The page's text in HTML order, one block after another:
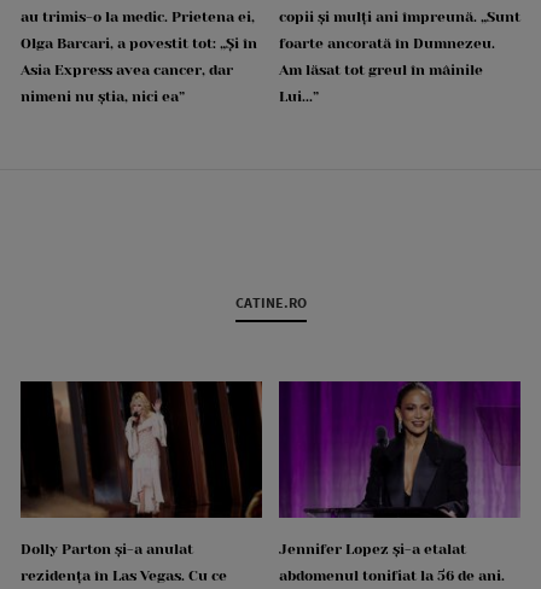
au trimis-o la medic. Prietena ei,
Olga Barcari, a povestit tot: „Și în
Asia Express avea cancer, dar
nimeni nu știa, nici ea”
copii și mulți ani împreună. „Sunt
foarte ancorată în Dumnezeu.
Am lăsat tot greul în mâinile
Lui...”
CATINE.RO
Dolly Parton și-a anulat
rezidența în Las Vegas. Cu ce
Jennifer Lopez și-a etalat
abdomenul tonifiat la 56 de ani.